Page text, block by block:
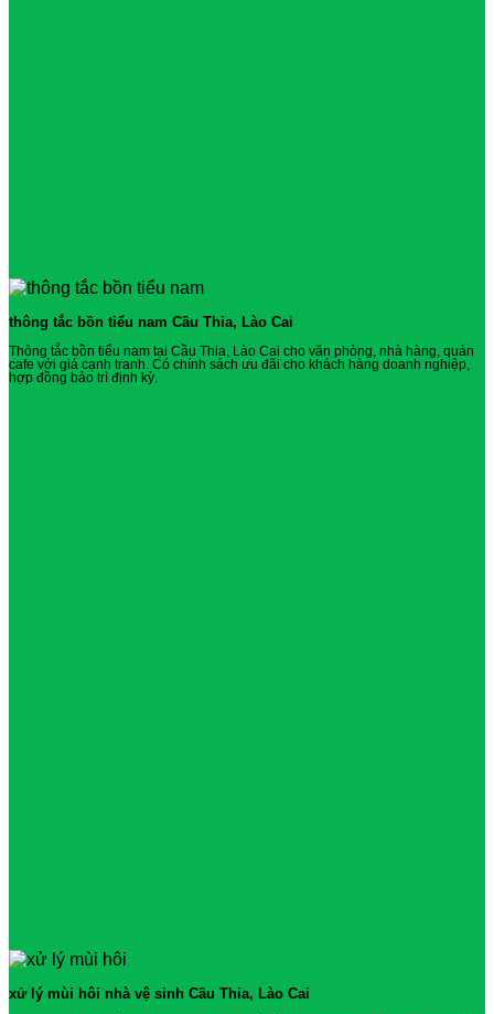
thông tắc bồn tiểu nam Cầu Thia, Lào Cai
Thông tắc bồn tiểu nam tại Cầu Thia, Lào Cai cho văn phòng, nhà hàng, quán
cafe với giá cạnh tranh. Có chính sách ưu đãi cho khách hàng doanh nghiệp,
hợp đồng bảo trì định kỳ.
xử lý mùi hôi nhà vệ sinh Cầu Thia, Lào Cai